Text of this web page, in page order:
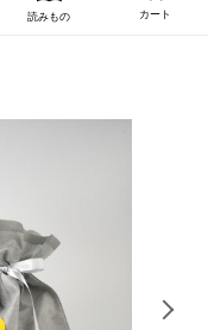
読みもの カート